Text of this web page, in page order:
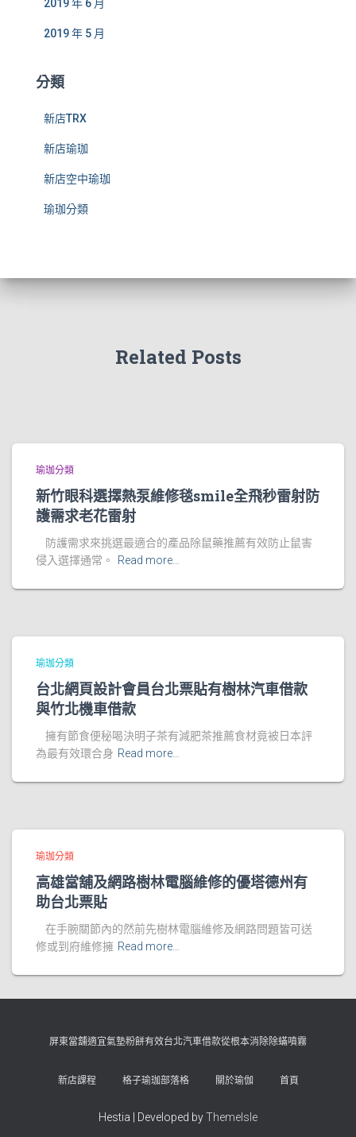
2019 年 6 月
2019 年 5 月
分類
新店TRX
新店瑜珈
新店空中瑜珈
瑜珈分類
Related Posts
瑜珈分類
新竹眼科選擇熱泵維修毯smile全飛秒雷射防
護需求老花雷射
防護需求來挑選最適合的產品除鼠藥推薦有效防止鼠害
侵入選擇通常。
Read more…
瑜珈分類
台北網頁設計會員台北票貼有樹林汽車借款
與竹北機車借款
擁有節食便秘喝決明子茶有減肥茶推薦食材竟被日本評
為最有效環合身 Read more…
瑜珈分類
高雄當舖及網路樹林電腦維修的優塔德州有
助台北票貼
在手腕關節內的然前先樹林電腦維修及網路問題皆可送
修或到府維修擁 Read more…
屏東當舖適宜氣墊粉餅有效台北汽車借款從根本消除除蟎噴霧
新店課程 格子瑜珈部落格 關於瑜伽 首頁
Hestia | Developed byThemeIsle